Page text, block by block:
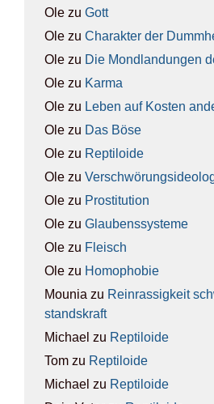
Ole zu Gott
Ole zu Cha­rak­ter der
Ole zu Die Mond­lan­dun­gen
Ole zu Kar­ma
Ole zu Leben auf Kos­ten
Ole zu Das Böse
Ole zu Rep­ti­lo­ide
Ole zu
Ole zu Pro­sti­tu­ti­on
Ole zu Glau­bens­sys­te­me
Ole zu Fleisch
Ole zu Homo­pho­bie
Mounia zu Rein­ras­sig­keit
stands­kraft
Michael zu Rep­ti­lo­ide
Tom zu Rep­ti­lo­ide
Michael zu Rep­ti­lo­ide